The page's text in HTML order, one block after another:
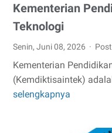
Kementerian
Teknologi
Senin, Juni 08, 2026
Kementerian
(Kemdiktisaintek)
selengkapnya